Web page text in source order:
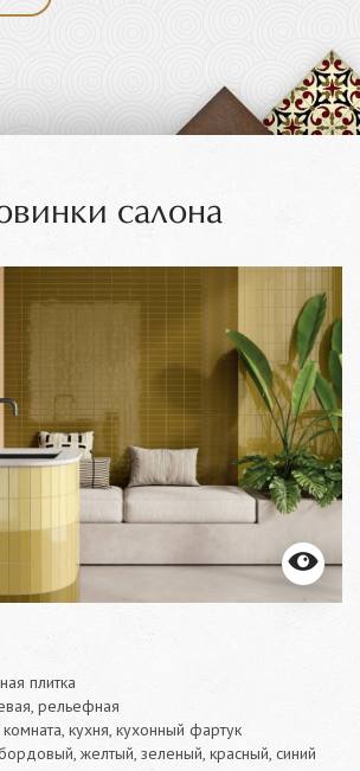
салона
плитка
рельефная
кухня, кухонный фартук
желтый, зеленый, красный, синий